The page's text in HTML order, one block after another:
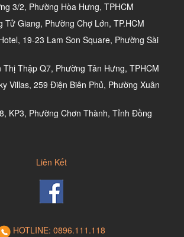
3/2, Phường Hòa Hưng, TPHCM
Tử Giang, Phường Chợ Lớn, TP.HCM
19-23 Lam Son Square, Phường Sài
Thị Thập Q7, Phường Tân Hưng, TPHCM
Villas, 259 Điện Biên Phủ, Phường Xuân
KP3, Phường Chơn Thành, Tỉnh Đồng
Liên Kết
HOTLINE: 0896.111.118